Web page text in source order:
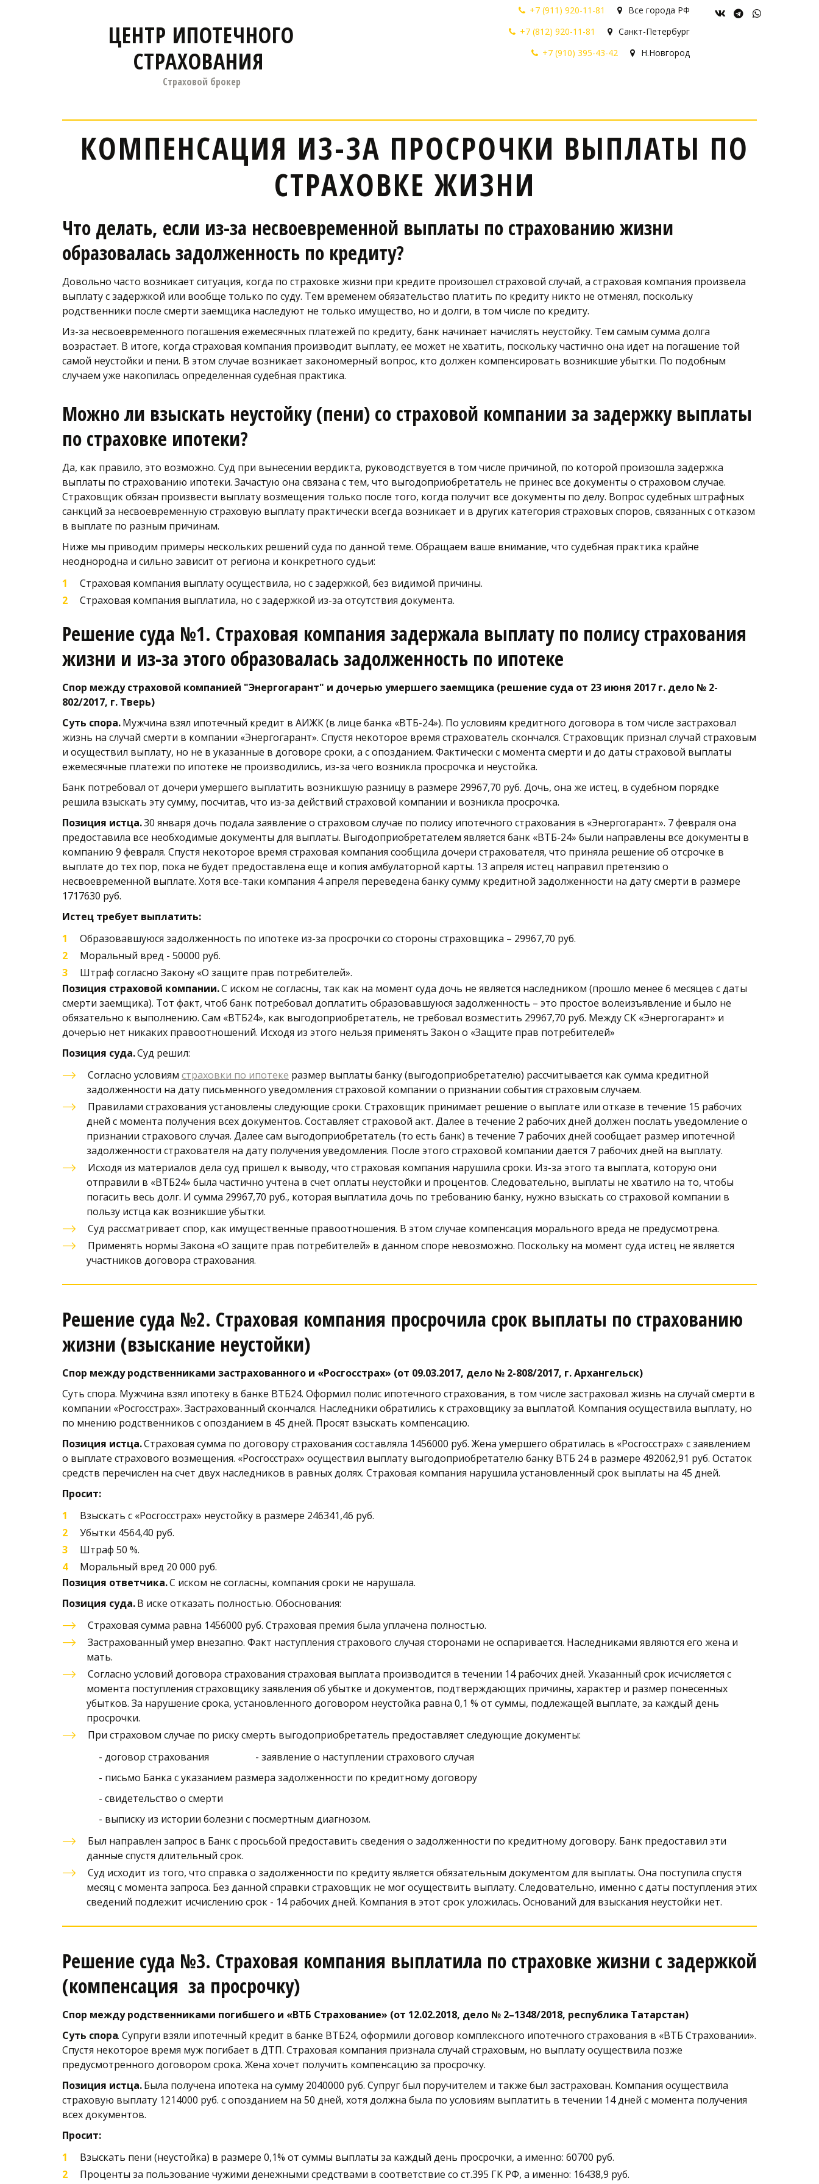
ЦЕНТР ИПОТЕЧНОГО
СТРАХОВАНИЯ
Страховой брокер
Все города РФ
+7 (911) 920-11-81
Санкт-Петербург
+7 (812) 920-11-81
Н.Новгород
+7 (910) 395-43-42
КОМПЕНСАЦИЯ ИЗ-ЗА ПРОСРОЧКИ ВЫПЛАТЫ ПО
СТРАХОВКЕ ЖИЗНИ
Что делать, если из-за несвоевременной выплаты по страхованию жизни
образовалась задолженность по кредиту?
Довольно часто возникает ситуация, когда по страховке жизни при кредите произошел страховой случай, а страховая компания произвела
выплату с задержкой или вообще только по суду. Тем временем обязательство платить по кредиту никто не отменял, поскольку
родственники после смерти заемщика наследуют не только имущество, но и долги, в том числе по кредиту.
Из-за несвоевременного погашения ежемесячных платежей по кредиту, банк начинает начислять неустойку. Тем самым сумма долга
возрастает. В итоге, когда страховая компания производит выплату, ее может не хватить, поскольку частично она идет на погашение той
самой неустойки и пени. В этом случае возникает закономерный вопрос, кто должен компенсировать возникшие убытки. По подобным
случаем уже накопилась определенная судебная практика.
Можно ли взыскать неустойку (пени) со страховой компании за задержку выплаты
по страховке ипотеки?
Да, как правило, это возможно. Суд при вынесении вердикта, руководствуется в том числе причиной, по которой произошла задержка
выплаты по страхованию ипотеки. Зачастую она связана с тем, что выгодоприобретатель не принес все документы о страховом случае.
Страховщик обязан произвести выплату возмещения только после того, когда получит все документы по делу. Вопрос судебных штрафных
санкций за несвоевременную страховую выплату практически всегда возникает и в других категория страховых споров, связанных с отказом
в выплате по разным причинам.
Ниже мы приводим примеры нескольких решений суда по данной теме. Обращаем ваше внимание, что судебная практика крайне
неоднородна и сильно зависит от региона и конкретного судьи:
Страховая компания выплату осуществила, но с задержкой, без видимой причины.
Страховая компания выплатила, но с задержкой из-за отсутствия документа.
Решение суда №1. Страховая компания задержала выплату по полису страхования
жизни и из-за этого образовалась задолженность по ипотеке
Спор между страховой компанией "Энергогарант" и дочерью умершего заемщика (решение суда от 23 июня 2017 г. дело № 2-
802/2017, г. Тверь)
Суть спора. Мужчина взял ипотечный кредит в АИЖК (в лице банка «ВТБ-24»). По условиям кредитного договора в том числе застраховал
жизнь на случай смерти в компании «Энергогарант». Спустя некоторое время страхователь скончался. Страховщик признал случай страховым
и осуществил выплату, но не в указанные в договоре сроки, а с опозданием. Фактически с момента смерти и до даты страховой выплаты
ежемесячные платежи по ипотеке не производились, из-за чего возникла просрочка и неустойка.
Банк потребовал от дочери умершего выплатить возникшую разницу в размере 29967,70 руб. Дочь, она же истец, в судебном порядке
решила взыскать эту сумму, посчитав, что из-за действий страховой компании и возникла просрочка.
Позиция истца. 30 января дочь подала заявление о страховом случае по полису ипотечного страхования в «Энергогарант». 7 февраля она
предоставила все необходимые документы для выплаты. Выгодоприобретателем является банк «ВТБ-24» были направлены все документы в
компанию 9 февраля. Спустя некоторое время страховая компания сообщила дочери страхователя, что приняла решение об отсрочке в
выплате до тех пор, пока не будет предоставлена еще и копия амбулаторной карты. 13 апреля истец направил претензию о
несвоевременной выплате. Хотя все-таки компания 4 апреля переведена банку сумму кредитной задолженности на дату смерти в размере
1717630 руб.
Истец требует выплатить:
Образовавшуюся задолженность по ипотеке из-за просрочки со стороны страховщика – 29967,70 руб.
Моральный вред - 50000 руб.
Штраф согласно Закону «О защите прав потребителей».
Позиция страховой компании. С иском не согласны, так как на момент суда дочь не является наследником (прошло менее 6 месяцев с даты
смерти заемщика). Тот факт, чтоб банк потребовал доплатить образовавшуюся задолженность – это простое волеизъявление и было не
обязательно к выполнению. Сам «ВТБ24», как выгодоприобретатель, не требовал возместить 29967,70 руб. Между СК «Энергогарант» и
дочерью нет никаких правоотношений. Исходя из этого нельзя применять Закон о «Защите прав потребителей»
Позиция суда. Суд решил:
Согласно условиям страховки по ипотеке размер выплаты банку (выгодоприобретателю) рассчитывается как сумма кредитной
задолженности на дату письменного уведомления страховой компании о признании события страховым случаем.
Правилами страхования установлены следующие сроки. Страховщик принимает решение о выплате или отказе в течение 15 рабочих
дней с момента получения всех документов. Составляет страховой акт. Далее в течение 2 рабочих дней должен послать уведомление о
признании страхового случая. Далее сам выгодоприобретатель (то есть банк) в течение 7 рабочих дней сообщает размер ипотечной
задолженности страхователя на дату получения уведомления. После этого страховой компании дается 7 рабочих дней на выплату.
Исходя из материалов дела суд пришел к выводу, что страховая компания нарушила сроки. Из-за этого та выплата, которую они
отправили в «ВТБ24» была частично учтена в счет оплаты неустойки и процентов. Следовательно, выплаты не хватило на то, чтобы
погасить весь долг. И сумма 29967,70 руб., которая выплатила дочь по требованию банку, нужно взыскать со страховой компании в
пользу истца как возникшие убытки.
Суд рассматривает спор, как имущественные правоотношения. В этом случае компенсация морального вреда не предусмотрена.
Применять нормы Закона «О защите прав потребителей» в данном споре невозможно. Поскольку на момент суда истец не является
участников договора страхования.
Решение суда №2. Страховая компания просрочила срок выплаты по страхованию
жизни (взыскание неустойки)
Спор между родственниками застрахованного и «Росгосстрах» (от 09.03.2017, дело № 2-808/2017, г. Архангельск)
Суть спора. Мужчина взял ипотеку в банке ВТБ24. Оформил полис ипотечного страхования, в том числе застраховал жизнь на случай смерти в
компании «Росгосстрах». Застрахованный скончался. Наследники обратились к страховщику за выплатой. Компания осуществила выплату, но
по мнению родственников с опозданием в 45 дней. Просят взыскать компенсацию.
Позиция истца. Страховая сумма по договору страхования составляла 1456000 руб. Жена умершего обратилась в «Росгосстрах» с заявлением
о выплате страхового возмещения. «Росгосстрах» осуществил выплату выгодоприобретателю банку ВТБ 24 в размере 492062,91 руб. Остаток
средств перечислен на счет двух наследников в равных долях. Страховая компания нарушила установленный срок выплаты на 45 дней.
Просит:
Взыскать с «Росгосстрах» неустойку в размере 246341,46 руб.
Убытки 4564,40 руб.
Штраф 50 %.
Моральный вред 20 000 руб.
Позиция ответчика. С иском не согласны, компания сроки не нарушала.
Позиция суда. В иске отказать полностью. Обоснования:
Страховая сумма равна 1456000 руб. Страховая премия была уплачена полностью.
Застрахованный умер внезапно. Факт наступления страхового случая сторонами не оспаривается. Наследниками являются его жена и
мать.
Согласно условий договора страхования страховая выплата производится в течении 14 рабочих дней. Указанный срок исчисляется с
момента поступления страховщику заявления об убытке и документов, подтверждающих причины, характер и размер понесенных
убытков. За нарушение срока, установленного договором неустойка равна 0,1 % от суммы, подлежащей выплате, за каждый день
просрочки.
При страховом случае по риску смерть выгодоприобретатель предоставляет следующие документы:
- договор страхования                   - заявление о наступлении страхового случая
- письмо Банка с указанием размера задолженности по кредитному договору
- свидетельство о смерти
- выписку из истории болезни с посмертным диагнозом.
Был направлен запрос в Банк с просьбой предоставить сведения о задолженности по кредитному договору. Банк предоставил эти
данные спустя длительный срок.
Суд исходит из того, что справка о задолженности по кредиту является обязательным документом для выплаты. Она поступила спустя
месяц с момента запроса. Без данной справки страховщик не мог осуществить выплату. Следовательно, именно с даты поступления этих
сведений подлежит исчислению срок - 14 рабочих дней. Компания в этот срок уложилась. Оснований для взыскания неустойки нет.
Решение суда №3. Страховая компания выплатила по страховке жизни с задержкой
(компенсация  за просрочку)
Спор между родственниками погибшего и «ВТБ Страхование» (от 12.02.2018, дело № 2–1348/2018, республика Татарстан)
Суть спора. Супруги взяли ипотечный кредит в банке ВТБ24, оформили договор комплексного ипотечного страхования в «ВТБ Страховании».
Спустя некоторое время муж погибает в ДТП. Страховая компания признала случай страховым, но выплату осуществила позже
предусмотренного договором срока. Жена хочет получить компенсацию за просрочку.
Позиция истца. Была получена ипотека на сумму 2040000 руб. Супруг был поручителем и также был застрахован. Компания осуществила
страховую выплату 1214000 руб. с опозданием на 50 дней, хотя должна была по условиям выплатить в течении 14 дней с момента получения
всех документов.
Просит:
Взыскать пени (неустойка) в размере 0,1% от суммы выплаты за каждый день просрочки, а именно: 60700 руб.
Проценты за пользование чужими денежными средствами в соответствие со ст.395 ГК РФ, а именно: 16438,9 руб.